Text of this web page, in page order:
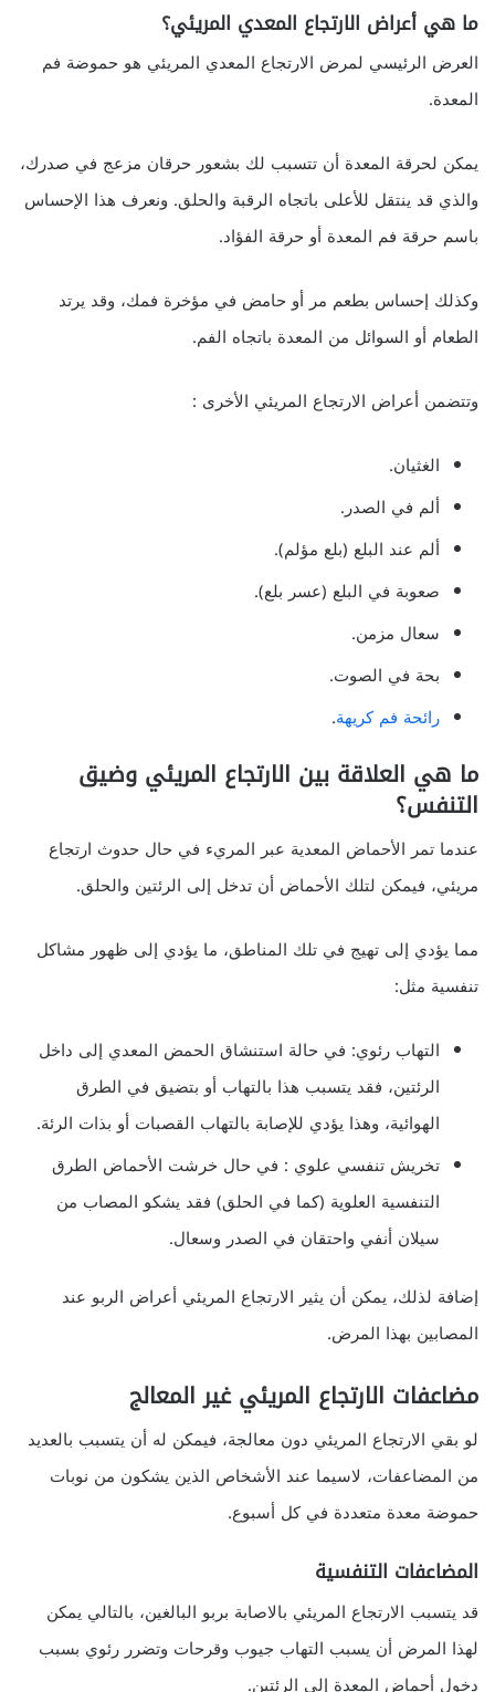
s
h
e
t
ما هي أعراض الارتجاع المعدي المريئي؟
العرض الرئيسي لمرض الارتجاع المعدي المريئي هو حموضة فم
المعدة.
يمكن لحرقة المعدة أن تتسبب لك بشعور حرقان مزعج في صدرك،
والذي قد ينتقل للأعلى باتجاه الرقبة والحلق. ونعرف هذا الإحساس
باسم حرقة فم المعدة أو حرقة الفؤاد.
وكذلك إحساس بطعم مر أو حامض في مؤخرة فمك، وقد يرتد
الطعام أو السوائل من المعدة باتجاه الفم.
وتتضمن أعراض الارتجاع المريئي الأخرى :
الغثيان.
ألم في الصدر.
ألم عند البلع (بلع مؤلم).
صعوبة في البلع (عسر بلع).
سعال مزمن.
بحة في الصوت.
رائحة فم كريهة.
ما هي العلاقة بين الارتجاع المريئي وضيق
التنفس؟
عندما تمر الأحماض المعدية عبر المريء في حال حدوث ارتجاع
مريئي، فيمكن لتلك الأحماض أن تدخل إلى الرئتين والحلق.
مما يؤدي إلى تهيج في تلك المناطق، ما يؤدي إلى ظهور مشاكل
تنفسية مثل:
التهاب رئوي: في حالة استنشاق الحمض المعدي إلى داخل
الرئتين، فقد يتسبب هذا بالتهاب أو بتضيق في الطرق
الهوائية، وهذا يؤدي للإصابة بالتهاب القصبات أو بذات الرئة.
تخريش تنفسي علوي : في حال خرشت الأحماض الطرق
التنفسية العلوية (كما في الحلق) فقد يشكو المصاب من
سيلان أنفي واحتقان في الصدر وسعال.
إضافة لذلك، يمكن أن يثير الارتجاع المريئي أعراض الربو عند
المصابين بهذا المرض.
مضاعفات الارتجاع المريئي غير المعالج
لو بقي الارتجاع المريئي دون معالجة، فيمكن له أن يتسبب بالعديد
من المضاعفات، لاسيما عند الأشخاص الذين يشكون من نوبات
حموضة معدة متعددة في كل أسبوع.
المضاعفات التنفسية
قد يتسبب الارتجاع المريئي بالاصابة بربو البالغين، بالتالي يمكن
لهذا المرض أن يسبب التهاب جيوب وقرحات وتضرر رئوي بسبب
دخول أحماض المعدة إلى الرئتين.